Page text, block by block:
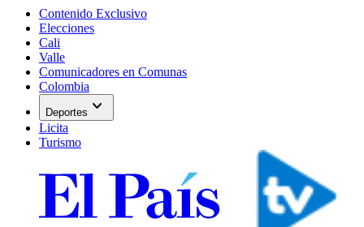
Contenido Exclusivo
Elecciones
Cali
Valle
Comunicadores en Comunas
Colombia
Deportes expand_more
Licita
Turismo